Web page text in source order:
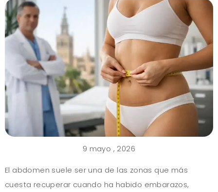
9 mayo , 2026
El abdomen suele ser una de las zonas que más
cuesta recuperar cuando ha habido embarazos,